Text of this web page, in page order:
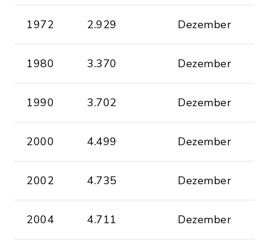
1972 2.929 Dezember
1980 3.370 Dezember
1990 3.702 Dezember
2000 4.499 Dezember
2002 4.735 Dezember
2004 4.711 Dezember